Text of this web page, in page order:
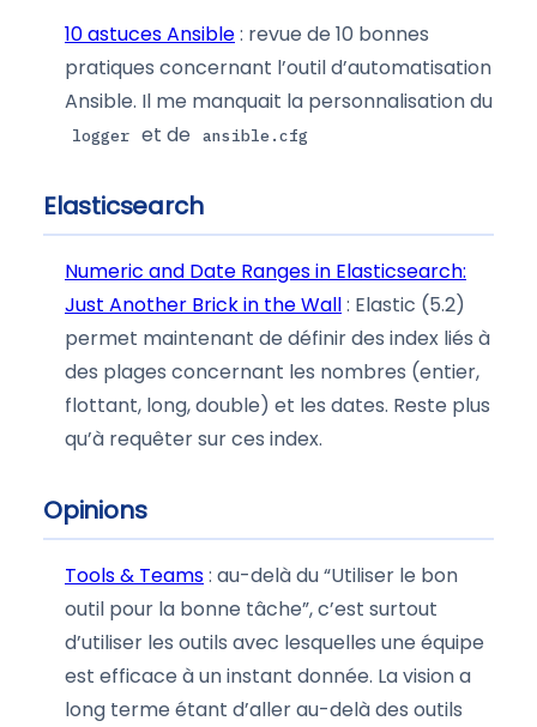
10 astuces Ansible: revue de 10 bonnes
pratiques concernant l’outil d’automatisation
Ansible. Il me manquait la personnalisation du
logger et de ansible.cfg
Elasticsearch
Numeric and Date Ranges in Elasticsearch:
Just Another Brick in the Wall: Elastic (5.2)
permet maintenant de définir des index liés à
des plages concernant les nombres (entier,
flottant, long, double) et les dates. Reste plus
qu’à requêter sur ces index.
Opinions
Tools & Teams: au-delà du “Utiliser le bon
outil pour la bonne tâche”, c’est surtout
d’utiliser les outils avec lesquelles une équipe
est efficace à un instant donnée. La vision a
long terme étant d’aller au-delà des outils